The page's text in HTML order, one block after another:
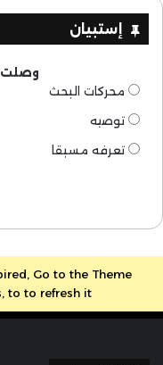
إستبيان
وصلت
محركات البحث
توصيه
تعرفه مسبقا
Go to the Theme
to to refresh it.